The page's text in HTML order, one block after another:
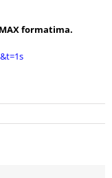
formatima.